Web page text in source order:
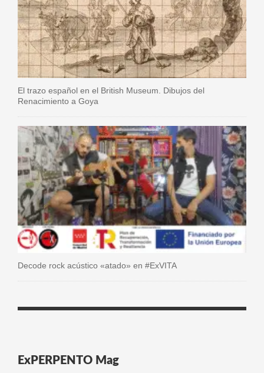
El trazo español en el British Museum. Dibujos del
Renacimiento a Goya
Decode rock acústico «atado» en #ExVITA
ExPERPENTO Mag